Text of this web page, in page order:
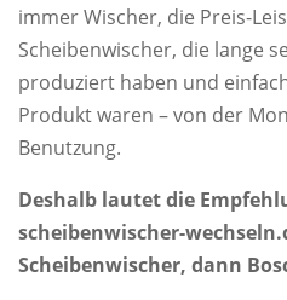
immer Wischer, die Preis-
Scheibenwischer, die lange
produziert haben und
Produkt waren – von der
Benutzung.
Deshalb lautet die
scheibenwischer-
Scheibenwischer, dann